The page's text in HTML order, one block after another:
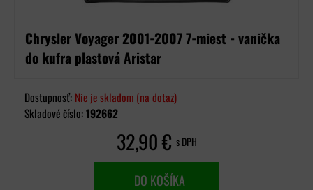
Chrysler Voyager 2001-2007 7-miest - vanička
do kufra plastová Aristar
Dostupnosť: Nie je skladom (na dotaz)
Skladové číslo:192662
32,90 € s DPH
DO KOŠÍKA